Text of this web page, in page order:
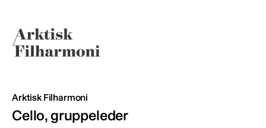
Arktisk Filharmoni
Cello, gruppeleder